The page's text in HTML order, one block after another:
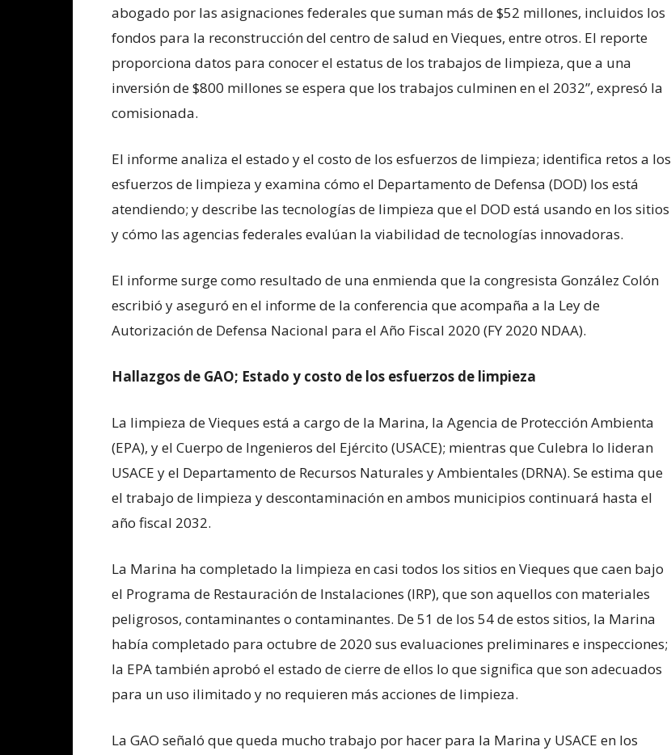
abogado por las asignaciones federales que suman más de $52 millones, incluidos los
fondos para la reconstrucción del centro de salud en Vieques, entre otros. El reporte
proporciona datos para conocer el estatus de los trabajos de limpieza, que a una
inversión de $800 millones se espera que los trabajos culminen en el 2032”, expresó la
comisionada.
El informe analiza el estado y el costo de los esfuerzos de limpieza; identifica retos a los
esfuerzos de limpieza y examina cómo el Departamento de Defensa (DOD) los está
atendiendo; y describe las tecnologías de limpieza que el DOD está usando en los sitios
y cómo las agencias federales evalúan la viabilidad de tecnologías innovadoras.
El informe surge como resultado de una enmienda que la congresista González Colón
escribió y aseguró en el informe de la conferencia que acompaña a la Ley de
Autorización de Defensa Nacional para el Año Fiscal 2020 (FY 2020 NDAA).
Hallazgos de GAO; Estado y costo de los esfuerzos de limpieza
La limpieza de Vieques está a cargo de la Marina, la Agencia de Protección Ambienta
(EPA), y el Cuerpo de Ingenieros del Ejército (USACE); mientras que Culebra lo lideran
USACE y el Departamento de Recursos Naturales y Ambientales (DRNA). Se estima que
el trabajo de limpieza y descontaminación en ambos municipios continuará hasta el
año fiscal 2032.
La Marina ha completado la limpieza en casi todos los sitios en Vieques que caen bajo
el Programa de Restauración de Instalaciones (IRP), que son aquellos con materiales
peligrosos, contaminantes o contaminantes. De 51 de los 54 de estos sitios, la Marina
había completado para octubre de 2020 sus evaluaciones preliminares e inspecciones;
la EPA también aprobó el estado de cierre de ellos lo que significa que son adecuados
para un uso ilimitado y no requieren más acciones de limpieza.
La GAO señaló que queda mucho trabajo por hacer para la Marina y USACE en los